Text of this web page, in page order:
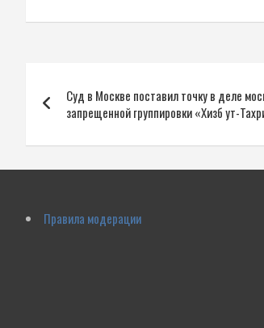
по
записям
Суд в Москве поставил точку в деле
запрещенной группировки «Хизб ут-
Правила модерации